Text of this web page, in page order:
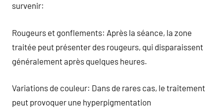
survenir:
Rougeurs et gonflements: Après la séance, la zone
traitée peut présenter des rougeurs, qui disparaissent
généralement après quelques heures.
Variations de couleur: Dans de rares cas, le traitement
peut provoquer une hyperpigmentation